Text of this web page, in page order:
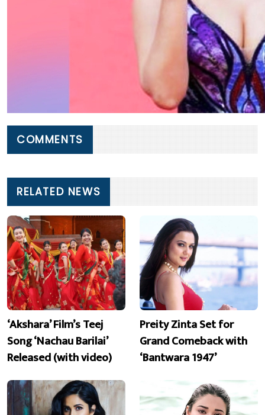
COMMENTS
RELATED NEWS
‘Akshara’ Film’s Teej
Song ‘Nachau Barilai’
Released (with video)
Preity Zinta Set for
Grand Comeback with
‘Bantwara 1947’